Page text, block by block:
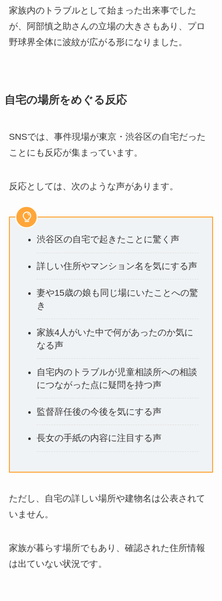
家族内のトラブルとして始まった出来事でした
が、阿部慎之助さんの立場の大きさもあり、プロ
野球界全体に波紋が広がる形になりました。
自宅の場所をめぐる反応
SNSでは、事件現場が東京・渋谷区の自宅だった
ことにも反応が集まっています。
反応としては、次のような声があります。
渋谷区の自宅で起きたことに驚く声
詳しい住所やマンション名を気にする声
妻や15歳の娘も同じ場にいたことへの驚
き
家族4人がいた中で何があったのか気に
なる声
自宅内のトラブルが児童相談所への相談
につながった点に疑問を持つ声
監督辞任後の今後を気にする声
長女の手紙の内容に注目する声
ただし、自宅の詳しい場所や建物名は公表されて
いません。
家族が暮らす場所でもあり、確認された住所情報
は出ていない状況です。